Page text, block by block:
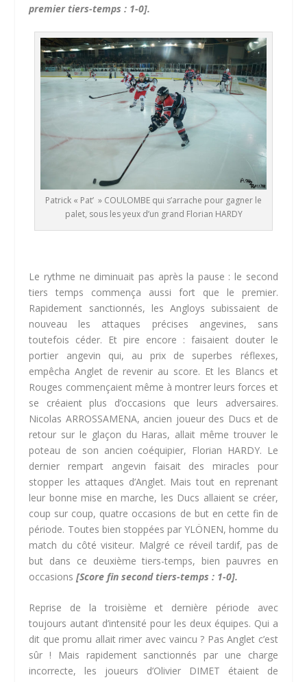
premier tiers-temps : 1-0].
Patrick « Pat’ » COULOMBE qui s’arrache pour gagner le
palet, sous les yeux d’un grand Florian HARDY
Le rythme ne diminuait pas après la pause : le second
tiers temps commença aussi fort que le premier.
Rapidement sanctionnés, les Angloys subissaient de
nouveau les attaques précises angevines, sans
toutefois céder. Et pire encore : faisaient douter le
portier angevin qui, au prix de superbes réflexes,
empêcha Anglet de revenir au score. Et les Blancs et
Rouges commençaient même à montrer leurs forces et
se créaient plus d’occasions que leurs adversaires.
Nicolas ARROSSAMENA, ancien joueur des Ducs et de
retour sur le glaçon du Haras, allait même trouver le
poteau de son ancien coéquipier, Florian HARDY. Le
dernier rempart angevin faisait des miracles pour
stopper les attaques d’Anglet. Mais tout en reprenant
leur bonne mise en marche, les Ducs allaient se créer,
coup sur coup, quatre occasions de but en cette fin de
période. Toutes bien stoppées par YLÖNEN, homme du
match du côté visiteur. Malgré ce réveil tardif, pas de
but dans ce deuxième tiers-temps, bien pauvres en
occasions[Score fin second tiers-temps : 1-0].
Reprise de la troisième et dernière période avec
toujours autant d’intensité pour les deux équipes. Qui a
dit que promu allait rimer avec vaincu ? Pas Anglet c’est
sûr ! Mais rapidement sanctionnés par une charge
incorrecte, les joueurs d’Olivier DIMET étaient de